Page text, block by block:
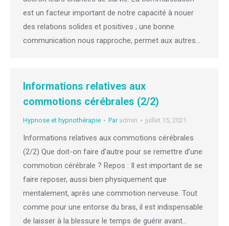
est un facteur important de notre capacité à nouer
des relations solides et positives ; une bonne
communication nous rapproche, permet aux autres…
Informations relatives aux
commotions cérébrales (2/2)
Hypnose et hypnothérapie Par admin juillet 15, 2021
Informations relatives aux commotions cérébrales
(2/2) Que doit-on faire d’autre pour se remettre d’une
commotion cérébrale ? Repos : Il est important de se
faire reposer, aussi bien physiquement que
mentalement, après une commotion nerveuse. Tout
comme pour une entorse du bras, il est indispensable
de laisser à la blessure le temps de guérir avant…